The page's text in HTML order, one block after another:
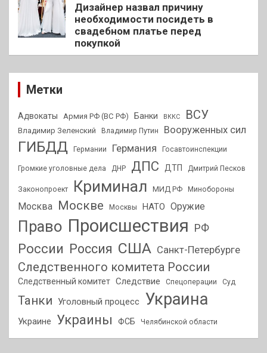
Дизайнер назвал причину
необходимости посидеть в
свадебном платье перед
покупкой
Метки
Адвокаты Армия РФ (ВС РФ) Банки ВККС ВСУ
Владимир Зеленский Владимир Путин Вооруженных сил
ГИБДД Германии Германия Госавтоинспекции
Громкие уголовные дела ДНР ДПС ДТП Дмитрий Песков
Законопроект Криминал МИД РФ Минобороны
Москва Москве Москвы НАТО Оружие
Право Происшествия РФ
России Россия США Санкт-Петербурге
Следственного комитета России
Следственный комитет Следствие Спецоперации Суд
Танки Уголовный процесс Украина
Украине Украины ФСБ Челябинской области